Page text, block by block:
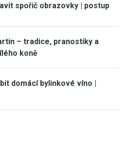
spořič obrazovky | postup
– tradice, pranostiky a
koně
domácí bylinkové víno |